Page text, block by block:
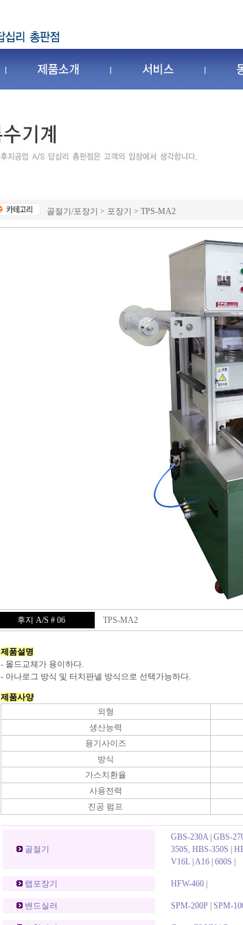
골절기/포장기 > 포장기 > TPS-MA2
후지 A/S # 06 TPS-MA2
제품설명
- 몰드교체가 용이하다.
- 아나로그 방식 및 터치판넬 방식으로 선택가능하다.
제품사양
외형
생산능력
용기사이즈
방식
가스치환율
사용전력
진공 펌프
골절기
GBS-230A| GBS-
350S, HBS-350S
V16L| A16| 600S
랩포장기 HFW-460|
밴드실러 SPM-200P SPM-